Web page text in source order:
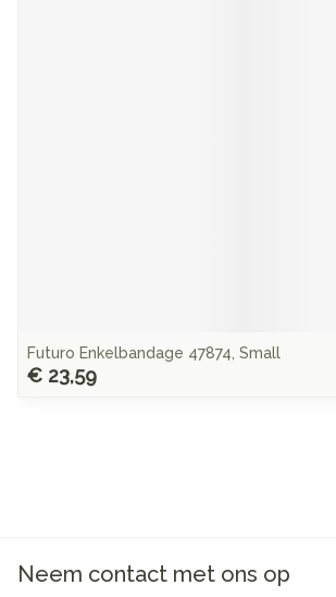
Futuro Enkelbandage 47874, Small
€ 23,59
Neem contact met ons op